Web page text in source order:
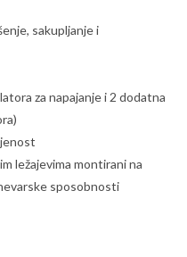
sakupljanje i
za napajanje i 2 dodatna
ležajevima montirani na
sposobnosti